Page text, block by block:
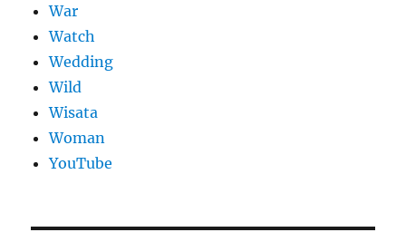
War
Watch
Wedding
Wild
Wisata
Woman
YouTube